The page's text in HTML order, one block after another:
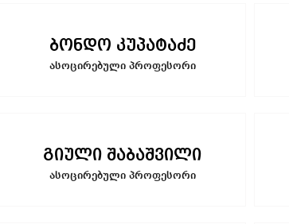
ბონდო კუპატაძე
ასოცირებული პროფესორი
გიული შაბაშვილი
ასოცირებული პროფესორი